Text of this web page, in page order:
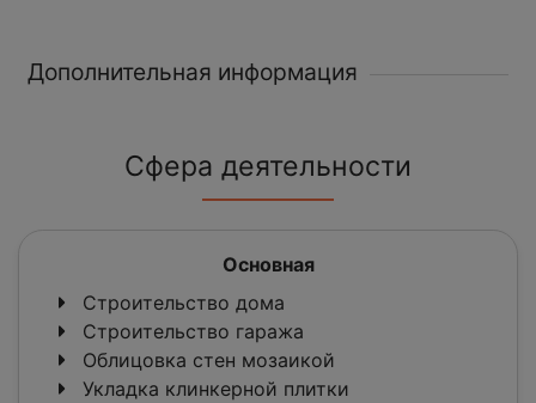
Дополнительная информация
Сфера деятельности
Основная
Строительство дома
Строительство гаража
Облицовка стен мозаикой
Укладка клинкерной плитки